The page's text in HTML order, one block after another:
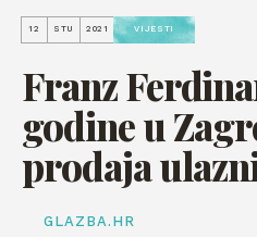
12 STU 2021 VIJESTI
Franz
godine u
prodaja
GLAZBA.HR